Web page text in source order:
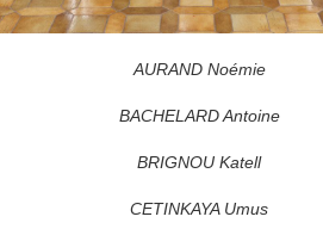
AURAND Noémie
BACHELARD Antoine
BRIGNOU Katell
CETINKAYA Umus